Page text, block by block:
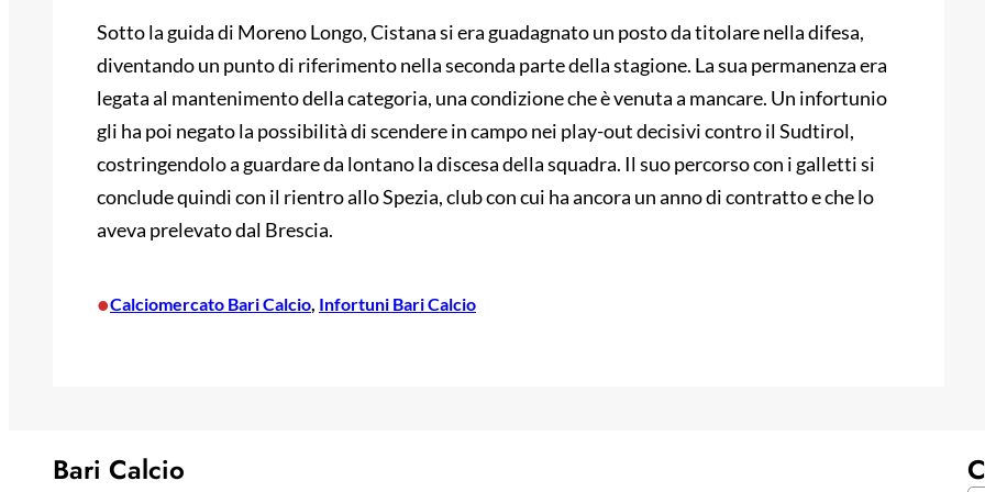
Sotto la guida di Moreno Longo, Cistana si era guadagnato un posto da titolare nella difesa,
diventando un punto di riferimento nella seconda parte della stagione. La sua permanenza era
legata al mantenimento della categoria, una condizione che è venuta a mancare. Un infortunio
gli ha poi negato la possibilità di scendere in campo nei play-out decisivi contro il Sudtirol,
costringendolo a guardare da lontano la discesa della squadra. Il suo percorso con i galletti si
conclude quindi con il rientro allo Spezia, club con cui ha ancora un anno di contratto e che lo
aveva prelevato dal Brescia.
•Calciomercato Bari Calcio, Infortuni Bari Calcio
Bari Calcio